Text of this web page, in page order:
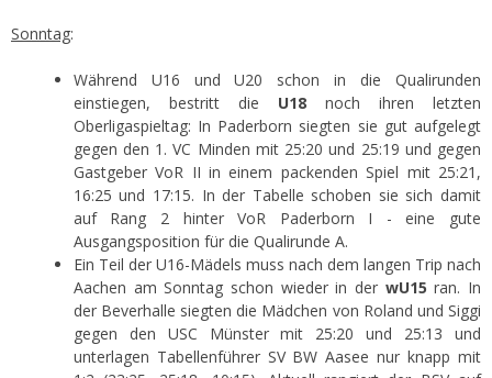
Sonntag:
Während U16 und U20 schon in die Qualirunden
einstiegen, bestritt die U18noch ihren letzten
Oberligaspieltag: In Paderborn siegten sie gut aufgelegt
gegen den 1. VC Minden mit 25:20 und 25:19 und gegen
Gastgeber VoR II in einem packenden Spiel mit 25:21,
16:25 und 17:15. In der Tabelle schoben sie sich damit
auf Rang 2 hinter VoR Paderborn I - eine gute
Ausgangsposition für die Qualirunde A.
Ein Teil der U16-Mädels muss nach dem langen Trip nach
Aachen am Sonntag schon wieder in der wU15 ran. In
der Beverhalle siegten die Mädchen von Roland und Siggi
gegen den USC Münster mit 25:20 und 25:13 und
unterlagen Tabellenführer SV BW Aasee nur knapp mit